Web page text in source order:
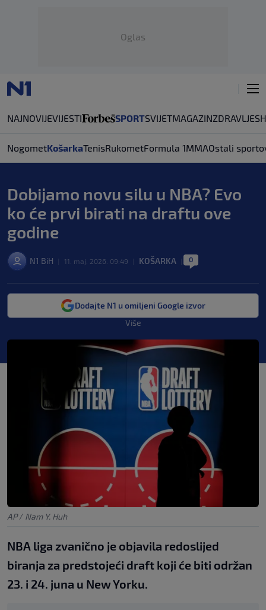
Oglas
NAJNOVIJEVIJESTI SPORTSVIJETMAGAZINZDRAVLJE
NogometKošarkaTenisRukometFormula 1MMAOstali
Dobijamo novu silu u NBA? Evo
ko će prvi birati na draftu ove
godine
N1 BiH 11. maj. 2026. 09:49 KOŠARKA 0
Dodajte N1 u omiljeni Google izvor
Više
AP / Nam Y. Huh
NBA liga zvanično je objavila redoslijed
biranja za predstojeći draft koji će biti održan
23. i 24. juna u New Yorku.